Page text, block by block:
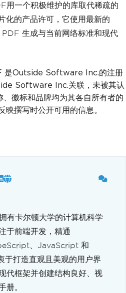
一个积极维护的库取代稀疏的
化的产品许可，它使用最新的
生成与当前网络标准和现代
是Outside Software Inc.的注册
Software Inc.关联，未被其认
徽标和品牌均为其各自所有者的
映撰写时公开可用的信息。
有卡尔顿大学的计算机科学
于前端开发，精通
、JavaScript 和
于打造直观且美观的用户界
代框架并创建结构良好、视
册。